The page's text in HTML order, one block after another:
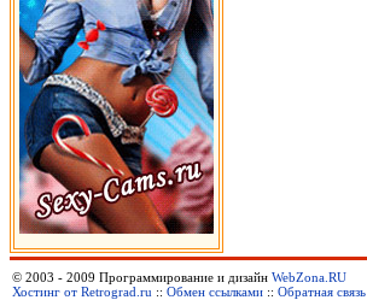
© 2003 - 2009 Программирование и дизайн WebZona.RU
Хостинг от Retrograd.ru :: Обмен ссылками :: Обратная связь